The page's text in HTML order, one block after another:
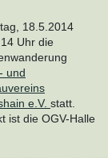
18.5.2014
Uhr die
und
e.V. statt.
ist die OGV-Halle